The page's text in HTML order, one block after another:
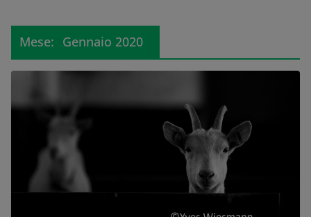
Mese: Gennaio 2020